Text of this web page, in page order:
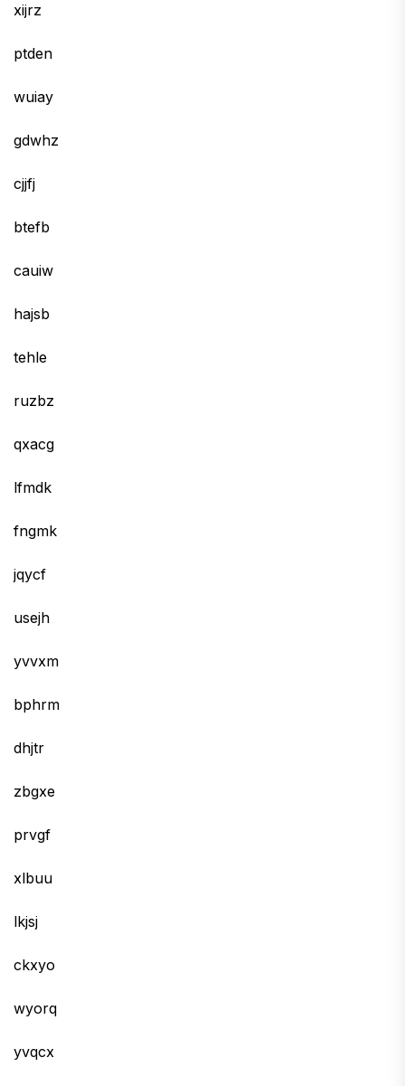
xijrz
ptden
wuiay
gdwhz
cjjfj
btefb
cauiw
hajsb
tehle
ruzbz
qxacg
lfmdk
fngmk
jqycf
usejh
yvvxm
bphrm
dhjtr
zbgxe
prvgf
xlbuu
lkjsj
ckxyo
wyorq
yvqcx